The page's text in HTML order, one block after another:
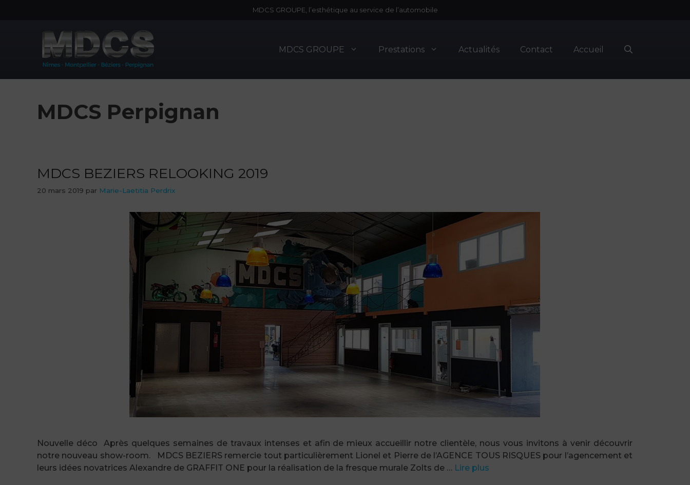
MDCS GROUPE, l’esthétique au service de l’automobile
MDCS GROUPE Prestations Actualités Contact Accueil
MDCS Perpignan
MDCS BEZIERS RELOOKING 2019
20 mars 2019 par Marie-Laetitia Perdrix
Nouvelle déco Après quelques semaines de travaux intenses et afin de mieux accueillir notre clientèle, nous vous invitons à venir découvrir
notre nouveau show-room. MDCS BEZIERS remercie tout particulièrement Lionel et Pierre de l’AGENCE TOUS RISQUES pour l’agencement et
leurs idées novatrices Alexandre de GRAFFIT ONE pour la réalisation de la fresque murale Zolts de … Lire plus